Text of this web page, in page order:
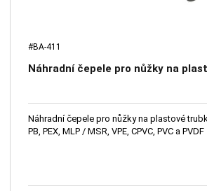
#BA-411
Náhradní čepele pro nůžky na
Náhradní čepele pro nůžky na plastové
PB, PEX, MLP / MSR, VPE, CPVC, PVC a PVDF